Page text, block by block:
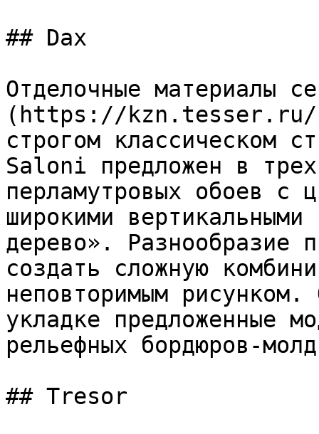
## Dax
Отделочные материалы
(https://kzn.tesser.ru/
строгом классическом
Saloni предложен в
перламутровых обоев с
широкими
дерево». Разнообразие
создать сложную
неповторимым
укладке предложенные
рельефных бордюров-
## Tresor